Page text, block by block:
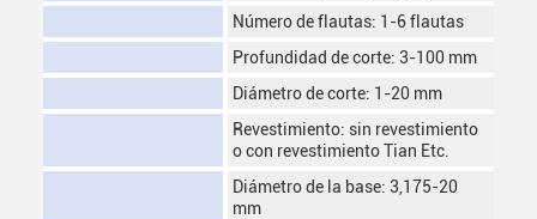
Número de flautas: 1-6 flautas
Profundidad de corte: 3-100 mm
Diámetro de corte: 1-20 mm
Revestimiento: sin revestimiento
o con revestimiento Tian Etc.
Diámetro de la base: 3,175-20
mm